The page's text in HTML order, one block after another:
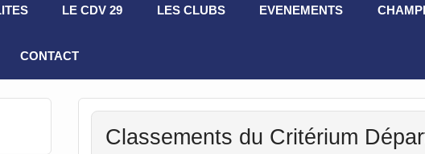
LE CDV 29 LES CLUBS EVENEMENTS
CONTACT
Classements du Critérium